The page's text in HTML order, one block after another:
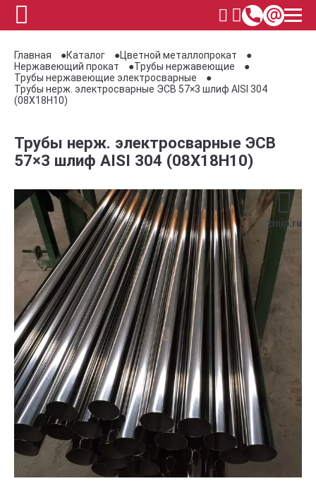
Главная Каталог
Цветной металлопрокат
Нержавеющий прокат
Трубы нержавеющие
Трубы нержавеющие электросварные
Трубы нерж. электросварные ЭСВ 57×3 шлиф AISI 304
(08Х18Н10)
Трубы нерж. электросварные ЭСВ
57×3 шлиф AISI 304 (08Х18Н10)
zmip.ru